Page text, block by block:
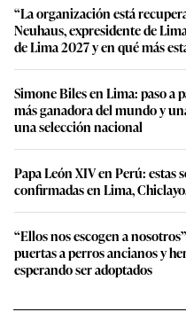
“La organización está
Neuhaus, expresidente de
de Lima 2027 y en qué más
Simone Biles en Lima: paso a
más ganadora del mundo y
una selección nacional
Papa León XIV en Perú: estas
confirmadas en Lima,
“Ellos nos escogen a
puertas a perros ancianos y
esperando ser adoptados